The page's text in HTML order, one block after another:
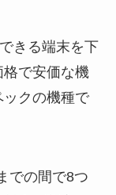
きる端末を下
で安価な機
クの機種で
での間で8つ